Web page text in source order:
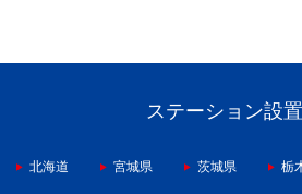
ステーション設
北海道 宮城県 茨城県 栃